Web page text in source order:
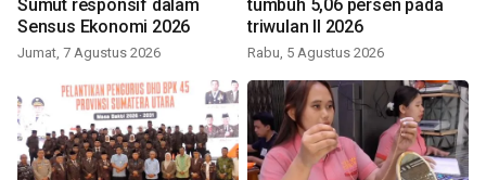
Sumut responsif dalam
Sensus Ekonomi 2026
Jumat, 7 Agustus 2026
tumbuh 5,06 persen pada
triwulan II 2026
Rabu, 5 Agustus 2026